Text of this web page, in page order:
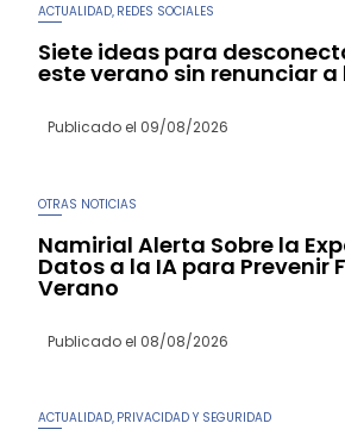
ACTUALIDAD REDES SOCIALES
Siete ideas para
este verano sin renunciar
Publicado el 09/08/2026
OTRAS NOTICIAS
Namirial Alerta Sobre la
Datos a la IA para Prevenir
Verano
Publicado el 08/08/2026
ACTUALIDAD, PRIVACIDAD Y SEGURIDAD